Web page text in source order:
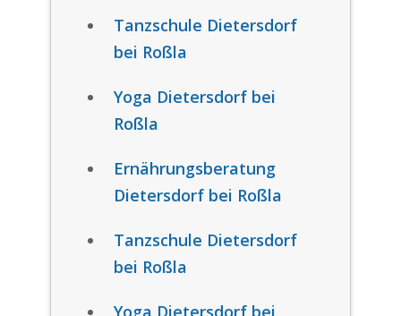
Tanzschule Dietersdorf
bei Roßla
Yoga Dietersdorf bei
Roßla
Ernährungsberatung
Dietersdorf bei Roßla
Tanzschule Dietersdorf
bei Roßla
Yoga Dietersdorf bei